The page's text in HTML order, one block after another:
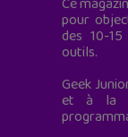
pour
des 10-
outils.
Geek
et à la